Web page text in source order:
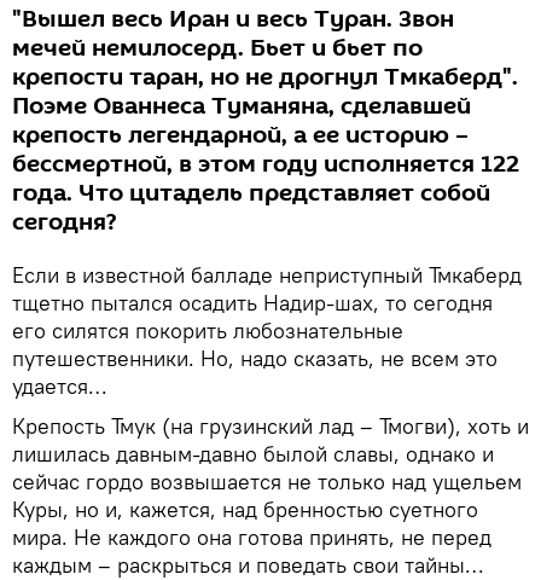
"Вышел весь Иран и весь Туран. Звон
мечей немилосерд. Бьет и бьет по
крепости таран, но не дрогнул Тмкаберд".
Поэме Ованнеса Туманяна, сделавшей
крепость легендарной, а ее историю –
бессмертной, в этом году исполняется 122
года. Что цитадель представляет собой
сегодня?
Если в известной балладе неприступный Тмкаберд
тщетно пытался осадить Надир-шах, то сегодня
его силятся покорить любознательные
путешественники. Но, надо сказать, не всем это
удается…
Крепость Тмук (на грузинский лад – Тмогви), хоть и
лишилась давным-давно былой славы, однако и
сейчас гордо возвышается не только над ущельем
Куры, но и, кажется, над бренностью суетного
мира. Не каждого она готова принять, не перед
каждым – раскрыться и поведать свои тайны…